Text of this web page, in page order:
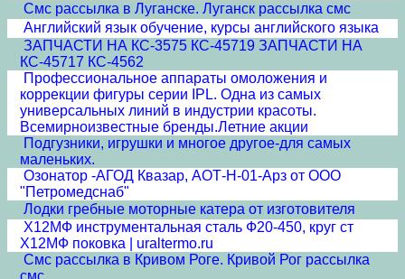
Смс рассылка в Луганске. Луганск рассылка смс
Английский язык обучение, курсы английского языка
ЗАПЧАСТИ НА КС-3575 КС-45719 ЗАПЧАСТИ НА
КС-45717 КС-4562
Профессиональное аппараты омоложения и
коррекции фигуры серии IPL. Одна из самых
универсальных линий в индустрии красоты.
Всемирноизвестные бренды.Летние акции
Подгузники, игрушки и многое другое-для самых
маленьких.
Озонатор -АГОД Квазар, АОТ-Н-01-Арз от ООО
"Петромедснаб"
Лодки гребные моторные катера от изготовителя
Х12МФ инструментальная сталь Ф20-450, круг ст
Х12МФ поковка | uraltermo.ru
Смс рассылка в Кривом Роге. Кривой Рог рассылка
смс